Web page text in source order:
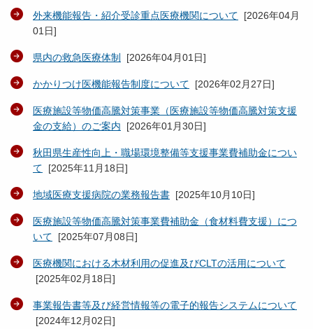
外来機能報告・紹介受診重点医療機関について [2026年04月
01日]
県内の救急医療体制 [2026年04月01日]
かかりつけ医機能報告制度について [2026年02月27日]
医療施設等物価高騰対策事業（医療施設等物価高騰対策支援
金の支給）のご案内 [2026年01月30日]
秋田県生産性向上・職場環境整備等支援事業費補助金につい
て [2025年11月18日]
地域医療支援病院の業務報告書 [2025年10月10日]
医療施設等物価高騰対策事業費補助金（食材料費支援）につ
いて [2025年07月08日]
医療機関における木材利用の促進及びCLTの活用について
[2025年02月18日]
事業報告書等及び経営情報等の電子的報告システムについて
[2024年12月02日]